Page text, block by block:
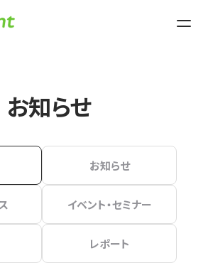
お知らせ
お知らせ
イベント・セミナー
レポート